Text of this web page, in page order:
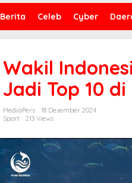
Berita Celeb Cyber
Wakil
Jadi Top 10
MediaPers
18 Desember 2024
Sport
213 Views